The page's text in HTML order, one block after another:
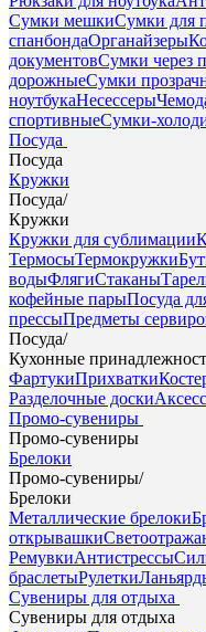
Сумки мешкиСумки для
спанбондаОрганайзеры
документовСумки через
дорожныеСумки
ноутбукаНесессеры
спортивныеСумки-
Посуда
Посуда
Кружки
Посуда/
Кружки
Кружки для сублимации
ТермосыТермокружки
водыФлягиСтаканы
кофейные парыПосуда
прессыПредметы
Посуда/
Кухонные
ФартукиПрихватки
Разделочные доски
Промо-сувениры
Промо-сувениры
Брелоки
Промо-сувениры/
Брелоки
Металлические брелоки
открывашки
РемувкиАнтистрессы
браслетыРулетки
Сувениры для отдыха
Сувениры для отдыха